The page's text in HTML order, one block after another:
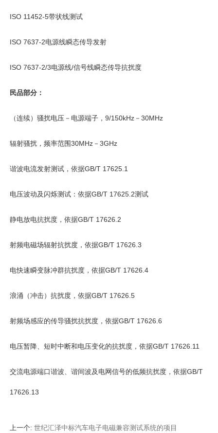
ISO 11452-5带状线测试
ISO 7637-2电源线瞬态传导发射
ISO 7637-2/3电源线/信号线瞬态传导抗扰度
民品部分：
（连续）骚扰电压－电源端子，9/150kHz－30MHz
辐射骚扰，频率范围30MHz－3GHz
谐波电流发射测试，依据GB/T 17625.1
电压波动及闪烁测试：依据GB/T 17625.2测试
静电放电抗扰度，依据GB/T 17626.2
射频电磁场辐射抗扰度，依据GB/T 17626.3
电快速瞬变脉冲群抗扰度，依据GB/T 17626.4
浪涌（冲击）抗扰度，依据GB/T 17626.5
射频场感应的传导骚扰抗扰度，依据GB/T 17626.6
电压暂降、短时中断和电压变化的抗扰度，依据GB/T 17626.11
交流电源端口谐波、谐间波及电网信号的低频抗扰度，依据GB/T
17626.13
上一个: 世纪汇泽中标汽车电子电磁兼容测试系统的项目